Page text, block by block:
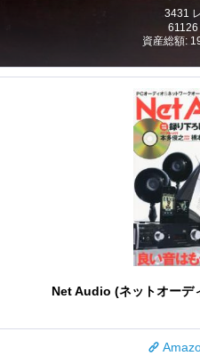
3431
61126
資産総額:
Net Audio (ネットオーデ